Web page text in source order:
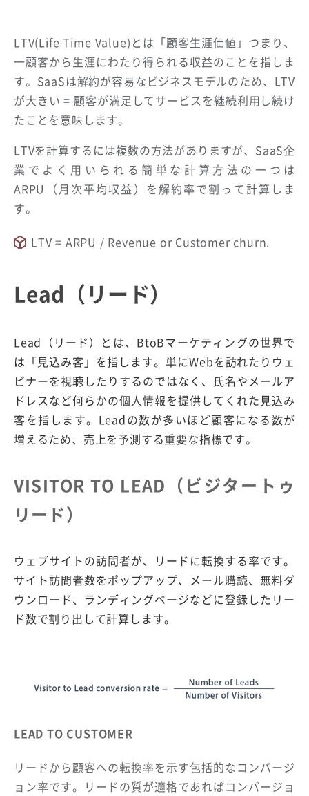
LTV(Life Time Value)とは「顧客生涯価値」つまり、
一顧客から生涯にわたり得られる収益のことを指しま
す。SaaSは解約が容易なビジネスモデルのため、LTV
が大きい = 顧客が満足してサービスを継続利用し続け
たことを意味します。
LTVを計算するには複数の方法がありますが、SaaS企
業でよく用いられる簡単な計算方法の一つは
ARPU（月次平均収益）を解約率で割って計算しま
す。
LTV = ARPU / Revenue or Customer churn.
Lead（リード）
Lead（リード）とは、BtoBマーケティングの世界で
は「見込み客」を指します。単にWebを訪れたりウェ
ビナーを視聴したりするのではなく、氏名やメールア
ドレスなど何らかの個人情報を提供してくれた見込み
客を指します。Leadの数が多いほど顧客になる数が
増えるため、売上を予測する重要な指標です。
VISITOR TO LEAD（ビジタートゥ
リード）
ウェブサイトの訪問者が、リードに転換する率です。
サイト訪問者数をポップアップ、メール購読、無料ダ
ウンロード、ランディングページなどに登録したリー
ド数で割り出して計算します。
LEAD TO CUSTOMER
リードから顧客への転換率を示す包括的なコンバージ
ョン率です。リードの質が適格であればコンバージョ